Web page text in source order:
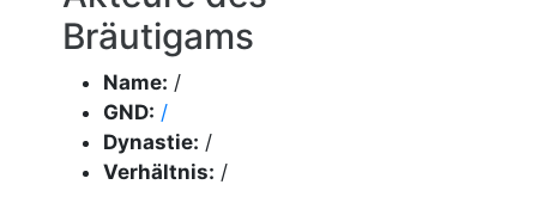
Bräutigams
Name: /
GND: /
Dynastie: /
Verhältnis: /